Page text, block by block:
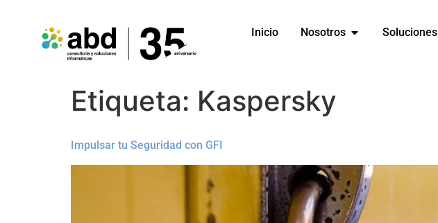
Inicio Nosotros Soluciones
Etiqueta: Kaspersky
Impulsar tu Seguridad con GFI